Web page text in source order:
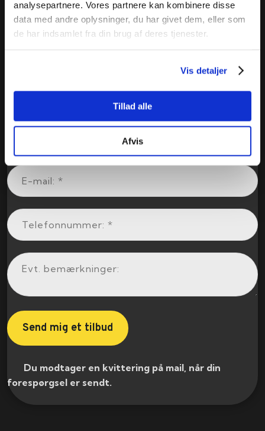
analysepartnere. Vores partnere kan kombinere disse
data med andre oplysninger, du har givet dem, eller som
de har indsamlet fra din brug af deres tjenester.
Vis detaljer
Tillad alle
Afvis
​ Du modtager en kvittering på mail, når din
forespørgsel er sendt.​